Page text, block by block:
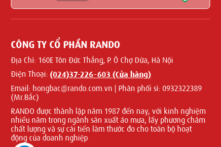
CÔNG TY CỔ PHẦN RANDO
Địa Chỉ: 160E Tôn Đức Thắng, P. Ô Chợ Dừa, Hà Nội
Điện Thoại:(024)37-226-603 (Cửa hàng)
Email: hongbac@rando.com.vn | Phân phối sỉ: 0932322389
(Mr.Bắc)
RANDO được thành lập năm 1987 đến nay, với kinh nghiệm
nhiều năm trong ngành sản xuất áo mưa, lấy phương châm
chất lượng và sự cải tiến làm thước đo cho toàn bộ hoạt
động của doanh nghiệp